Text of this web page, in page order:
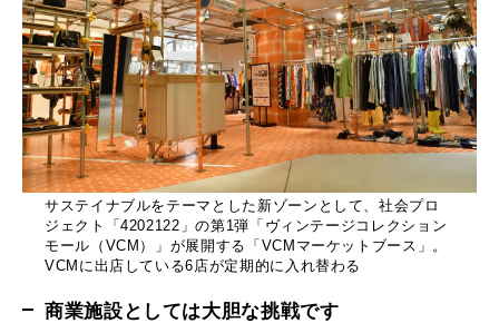
サステイナブルをテーマとした新ゾーンとして、社会プロ
ジェクト「4202122」の第1弾「ヴィンテージコレクション
モール（VCM）」が展開する「VCMマーケットブース」。
VCMに出店している6店が定期的に入れ替わる
商業施設としては大胆な挑戦です